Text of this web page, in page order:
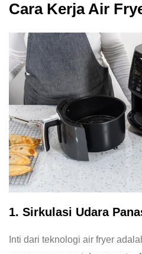
Cara Kerja Air
1. Sirkulasi Udara
Inti dari teknologi air fryer